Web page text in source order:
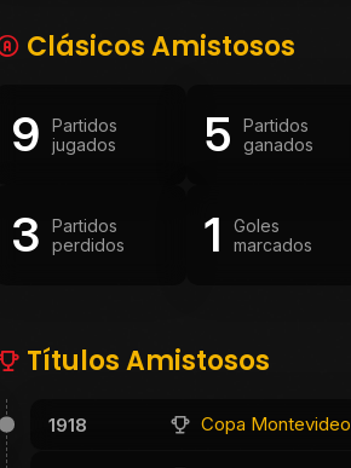
Clásicos Amistosos
9
Partidos
jugados
5
Partidos
ganados
3
Partidos
perdidos
1
Goles
marcados
Títulos Amistosos
1918 Copa Montevideo